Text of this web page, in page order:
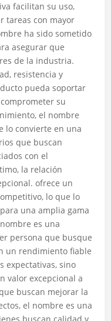
facilitan su uso,
tareas con mayor
ha sido sometido
asegurar que
de la industria.
resistencia y
pueda soportar
su
el nombre
lo convierte en una
que buscan
con el
la relación
ofrece un
lo que lo
una amplia gama
es una
persona que busque
un rendimiento fiable
expectativas, sino
valor excepcional a
buscan mejorar la
el nombre es una